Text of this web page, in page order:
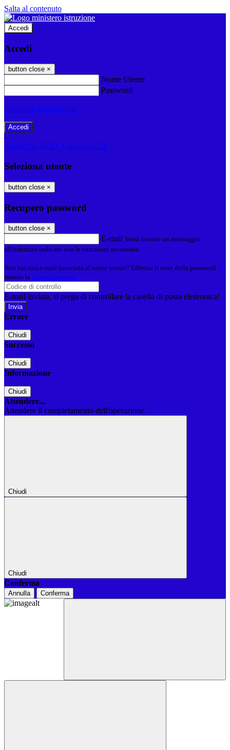
Salta al contenuto
Accedi
Accedi
button close ×
Nome Utente
Password
Password dimenticata?
-
Entra con SPID
Entra con CIE
Seleziona utente
button close ×
Recupero password
button close ×
E-mail Verrà inviato un messaggio
all'indirizzo indicato con le istruzioni necessarie.
Non hai una e-mail associata al nome utente? Effettua il reset della password
tramite la Login Spaggiari
E-mail inviata, si prega di controllare la casella di posta elettronica!
Errore
Chiudi
Successo
Chiudi
Informazione
Chiudi
Attendere...
Attendere il completamento dell'operazione...
Chiudi
Chiudi
Conferma
Annulla Conferma